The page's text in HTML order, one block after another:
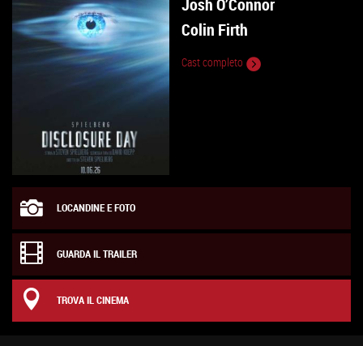
Josh O’Connor
Colin Firth
Cast completo
LOCANDINE E FOTO
GUARDA IL TRAILER
TROVA IL CINEMA